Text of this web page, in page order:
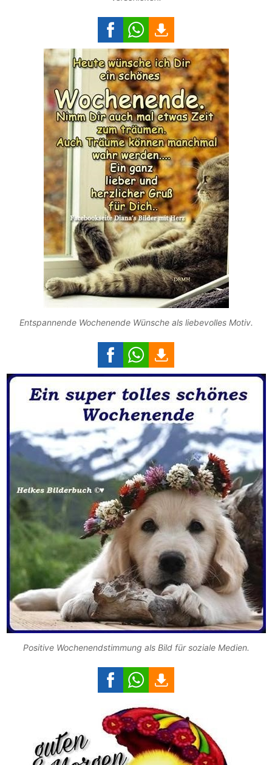
Entspannende Wochenende Wünsche als liebevolles Motiv.
Positive Wochenendstimmung als Bild für soziale Medien.